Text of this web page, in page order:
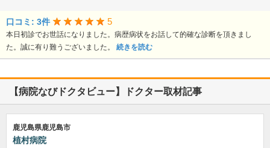
口コミ: 3件 5
本日初診でお世話になりました。病歴病状をお話して的確な診断を頂きまし
た。誠に有り難うございました。 続きを読む
【病院なびドクタビュー】ドクター取材記事
鹿児島県鹿児島市
植村病院